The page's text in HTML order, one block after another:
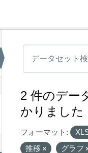
2 件のデー
かりました
フォーマット:
推移
グラフ